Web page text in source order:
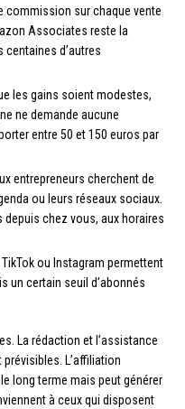
commission sur chaque vente
Associates reste la
d’autres
les gains soient modestes,
ne demande aucune
entre 50 et 150 euros par
entrepreneurs cherchent de
ou leurs réseaux sociaux.
chez vous, aux horaires
TikTok ou Instagram permettent
un certain seuil d’abonnés
La rédaction et l’assistance
L’affiliation
long terme mais peut générer
à ceux qui disposent